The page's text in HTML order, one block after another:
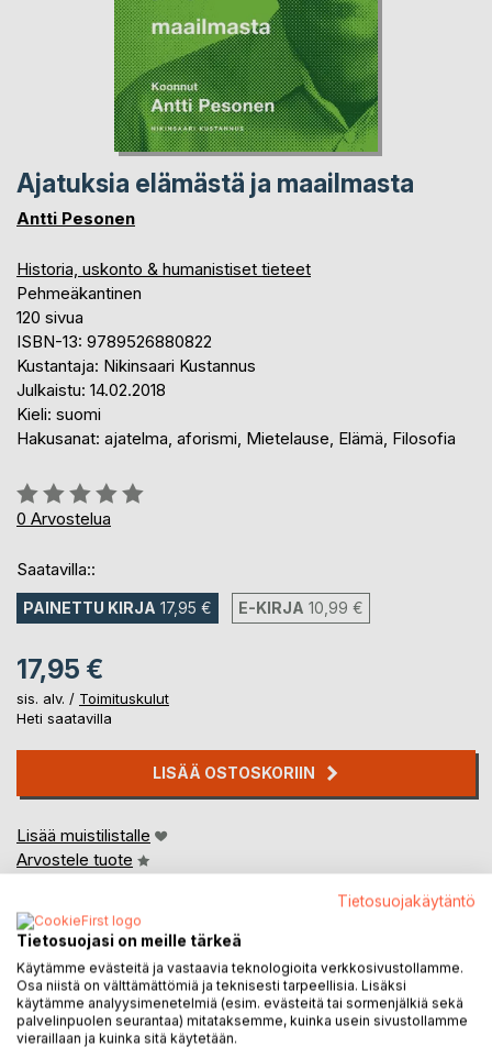
Ajatuksia elämästä ja maailmasta
Antti Pesonen
Historia, uskonto & humanistiset tieteet
Pehmeäkantinen
120 sivua
ISBN-13: 9789526880822
Kustantaja: Nikinsaari Kustannus
Julkaistu: 14.02.2018
Kieli: suomi
Hakusanat: ajatelma, aforismi, Mietelause, Elämä, Filosofia
Arvostelu::
0%
0 Arvostelua
Saatavilla::
PAINETTU KIRJA 17,95 € E-KIRJA 10,99 €
17,95 €
sis. alv. / Toimituskulut
Heti saatavilla
LISÄÄ OSTOSKORIIN
Lisää muistilistalle
Arvostele tuote
KUVAUS
Tietosuojakäytäntö
Tietosuojasi on meille tärkeä
Käytämme evästeitä ja vastaavia teknologioita verkkosivustollamme.
Osa niistä on välttämättömiä ja teknisesti tarpeellisia. Lisäksi
käytämme analyysimenetelmiä (esim. evästeitä tai sormenjälkiä sekä
palvelinpuolen seurantaa) mitataksemme, kuinka usein sivustollamme
vieraillaan ja kuinka sitä käytetään.